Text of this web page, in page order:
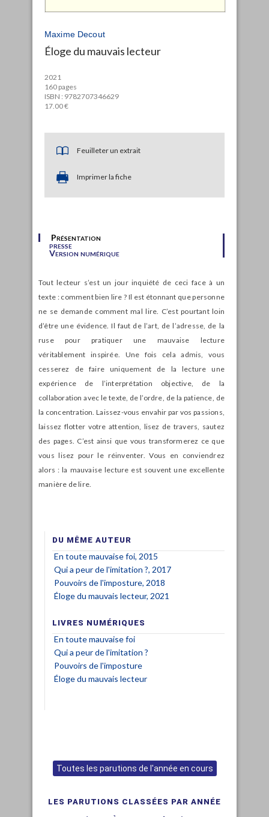
Maxime Decout
Éloge du mauvais lecteur
2021
160 pages
ISBN : 9782707346629
17.00 €
Feuilleter un extrait
Imprimer la fiche
Présentation
presse
Version numérique
Tout lecteur s’est un jour inquiété de ceci face à un
texte : comment bien lire ? Il est étonnant que personne
ne se demande comment mal lire. C’est pourtant loin
d’être une évidence. Il faut de l’art, de l’adresse, de la
ruse pour pratiquer une mauvaise lecture
véritablement inspirée. Une fois cela admis, vous
cesserez de faire uniquement de la lecture une
expérience de l’interprétation objective, de la
collaboration avec le texte, de l’ordre, de la patience, de
la concentration. Laissez-vous envahir par vos passions,
laissez flotter votre attention, lisez de travers, sautez
des pages. C’est ainsi que vous transformerez ce que
vous lisez pour le réinventer. Vous en conviendrez
alors : la mauvaise lecture est souvent une excellente
manière de lire.
DU MÊME AUTEUR
En toute mauvaise foi, 2015
Qui a peur de l'imitation ?, 2017
Pouvoirs de l'imposture, 2018
Éloge du mauvais lecteur, 2021
LIVRES NUMÉRIQUES
En toute mauvaise foi
Qui a peur de l'imitation ?
Pouvoirs de l'imposture
Éloge du mauvais lecteur
Toutes les parutions de l'année en cours
LES PARUTIONS CLASSÉES PAR ANNÉE